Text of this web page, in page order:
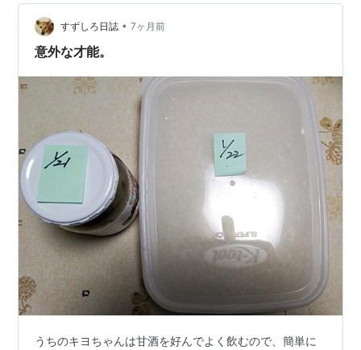
着物体験などツアーに参加した。ローカルニュースより
すずしろ日誌 • 7ヶ月前
意外な才能。
うちのキヨちゃんは甘酒を好んでよく飲むので、簡単に